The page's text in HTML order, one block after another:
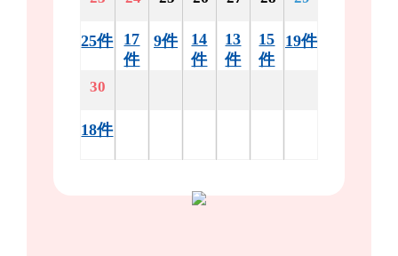
25件
17
件
9件
14
件
13
件
15
件
19件
30
18件